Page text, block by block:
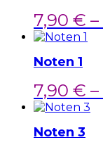
7,90 € –
Noten 1
7,90 € –
Noten 3